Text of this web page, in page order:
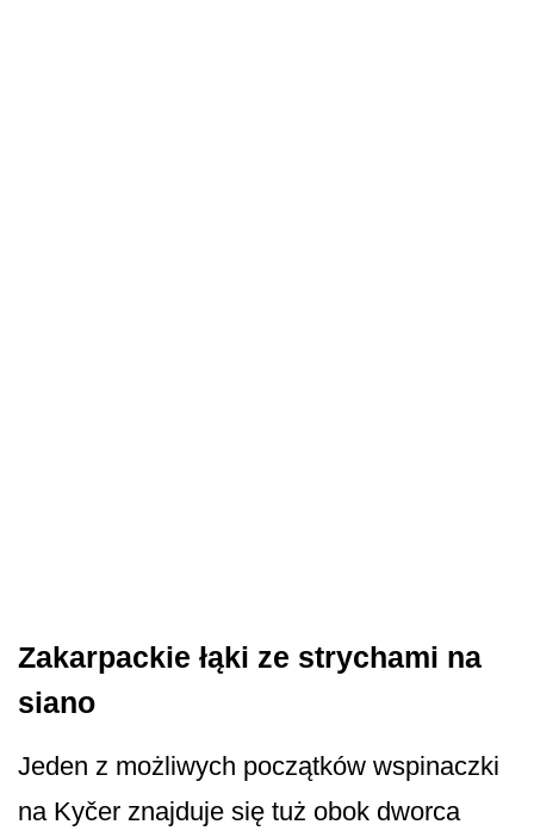
Zakarpackie łąki ze strychami na
siano
Jeden z możliwych początków wspinaczki
na Kyčer znajduje się tuż obok dworca